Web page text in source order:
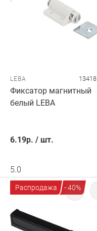
LEBA 13418
Фиксатор магнитный
белый LEBA
6.19р. / шт.
5.0
Распродажа - 40%